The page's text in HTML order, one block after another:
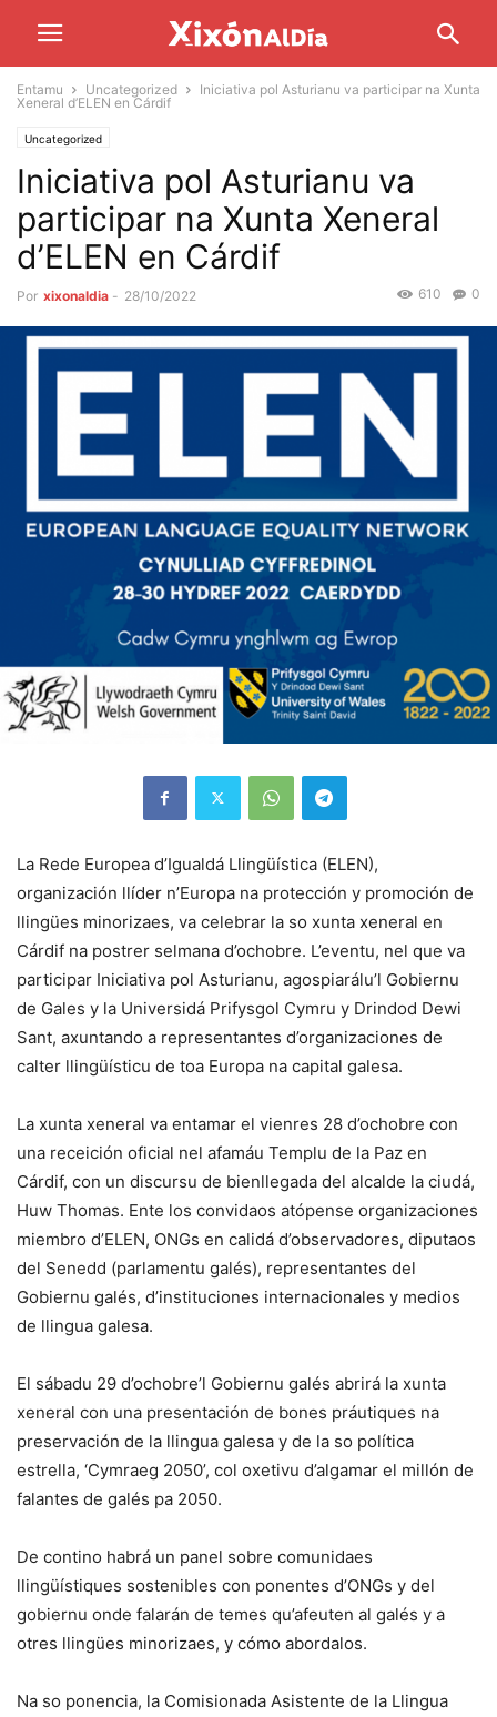
Entamu Uncategorized
Iniciativa pol Asturianu va participar na Xunta
Xeneral d’ELEN en Cárdif
Uncategorized
Iniciativa pol Asturianu va
participar na Xunta Xeneral
d’ELEN en Cárdif
Por xixonaldia - 28/10/2022 0
610
La Rede Europea d’Igualdá Llingüística (ELEN),
organización llíder n’Europa na protección y promoción de
llingües minorizaes, va celebrar la so xunta xeneral en
Cárdif na postrer selmana d’ochobre. L’eventu, nel que va
participar Iniciativa pol Asturianu, agospiarálu’l Gobiernu
de Gales y la Universidá Prifysgol Cymru y Drindod Dewi
Sant, axuntando a representantes d’organizaciones de
calter llingüísticu de toa Europa na capital galesa.
La xunta xeneral va entamar el vienres 28 d’ochobre con
una receición oficial nel afamáu Templu de la Paz en
Cárdif, con un discursu de bienllegada del alcalde la ciudá,
Huw Thomas. Ente los convidaos atópense organizaciones
miembro d’ELEN, ONGs en calidá d’observadores, diputaos
del Senedd (parlamentu galés), representantes del
Gobiernu galés, d’instituciones internacionales y medios
de llingua galesa.
El sábadu 29 d’ochobre’l Gobiernu galés abrirá la xunta
xeneral con una presentación de bones práutiques na
preservación de la llingua galesa y de la so política
estrella, ‘Cymraeg 2050’, col oxetivu d’algamar el millón de
falantes de galés pa 2050.
De contino habrá un panel sobre comunidaes
llingüístiques sostenibles con ponentes d’ONGs y del
gobiernu onde falarán de temes qu’afeuten al galés y a
otres llingües minorizaes, y cómo abordalos.
Na so ponencia, la Comisionada Asistente de la Llingua